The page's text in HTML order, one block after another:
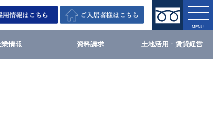
業情報 資料請求 土地活用・賃貸経営